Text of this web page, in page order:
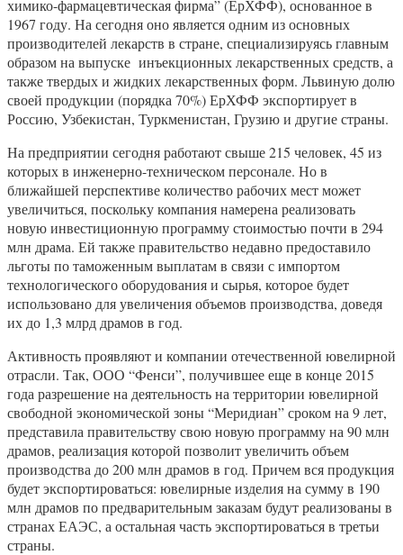
химико-фармацевтическая фирма” (ЕрХФФ), основанное в
1967 году. На сегодня оно является одним из основных
производителей лекарств в стране, специализируясь главным
образом на выпуске инъекционных лекарственных средств, а
также твердых и жидких лекарственных форм. Львиную долю
своей продукции (порядка 70%) ЕрХФФ экспортирует в
Россию, Узбекистан, Туркменистан, Грузию и другие страны.
На предприятии сегодня работают свыше 215 человек, 45 из
которых в инженерно-техническом персонале. Но в
ближайшей перспективе количество рабочих мест может
увеличиться, поскольку компания намерена реализовать
новую инвестиционную программу стоимостью почти в 294
млн драма. Ей также правительство недавно предоставило
льготы по таможенным выплатам в связи с импортом
технологического оборудования и сырья, которое будет
использовано для увеличения объемов производства, доведя
их до 1,3 млрд драмов в год.
Активность проявляют и компании отечественной ювелирной
отрасли. Так, ООО “Фенси”, получившее еще в конце 2015
года разрешение на деятельность на территории ювелирной
свободной экономической зоны “Меридиан” сроком на 9 лет,
представила правительству свою новую программу на 90 млн
драмов, реализация которой позволит увеличить объем
производства до 200 млн драмов в год. Причем вся продукция
будет экспортироваться: ювелирные изделия на сумму в 190
млн драмов по предварительным заказам будут реализованы в
странах ЕАЭС, а остальная часть экспортироваться в третьи
страны.